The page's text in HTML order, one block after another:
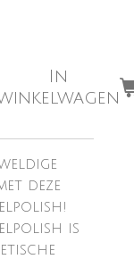
In
deze
is